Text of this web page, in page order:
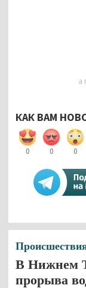
КАК ВАМ
0 0 0
В Нижнем
прорыва